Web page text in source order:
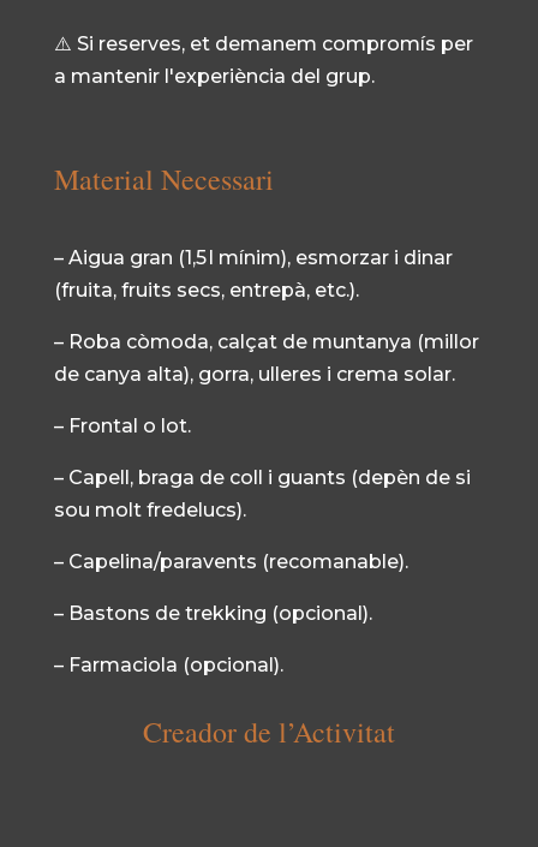
⚠️ Si reserves, et demanem compromís per
a mantenir l'experiència del grup.
Material Necessari
– Aigua gran (1,5 l mínim), esmorzar i dinar
(fruita, fruits secs, entrepà, etc.).
– Roba còmoda, calçat de muntanya (millor
de canya alta), gorra, ulleres i crema solar.
– Frontal o lot.
– Capell, braga de coll i guants (depèn de si
sou molt fredelucs).
– Capelina/paravents (recomanable).
– Bastons de trekking (opcional).
– Farmaciola (opcional).
Creador de l’Activitat